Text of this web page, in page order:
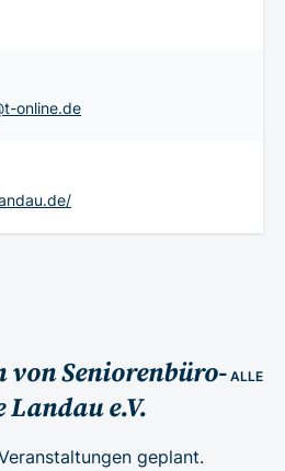
online.de
von Seniorenbüro-
Landau e.V.
ALLE
geplant.